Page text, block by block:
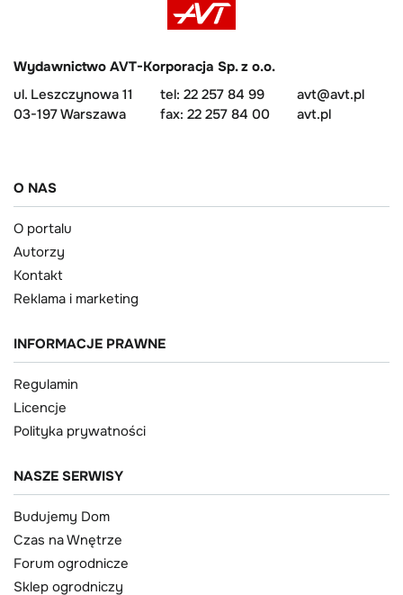
Wydawnictwo AVT-Korporacja Sp. z o.o.
ul. Leszczynowa 11
03-197 Warszawa
tel: 22 257 84 99
fax: 22 257 84 00
avt@avt.pl
avt.pl
O NAS
O portalu
Autorzy
Kontakt
Reklama i marketing
INFORMACJE PRAWNE
Regulamin
Licencje
Polityka prywatności
NASZE SERWISY
Budujemy Dom
Czas na Wnętrze
Forum ogrodnicze
Sklep ogrodniczy